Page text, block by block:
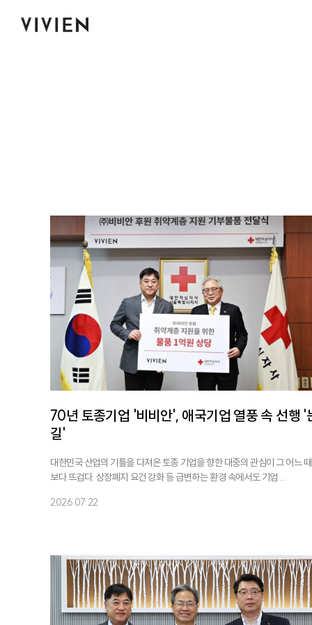
70년 토종기업 '비비안', 애국기업 열풍 속 선행 '
길'
대한민국 산업의 기틀을 다져온 토종 기업을 향한 대중의 관심이 그 어느 때
보다 뜨겁다. 상장폐지 요건 강화 등 급변하는 환경 속에서도 기업 ...
2026.07.22